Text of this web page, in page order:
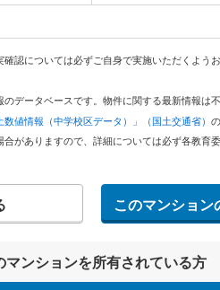
認については必ずご自身で実施いただくようお
データベースです。物件に関する最新情報は
数値情報（中学校区データ）」（国土交通省）
がありますので、詳細については必ず各教育
このマンション
マンションを所有されている方